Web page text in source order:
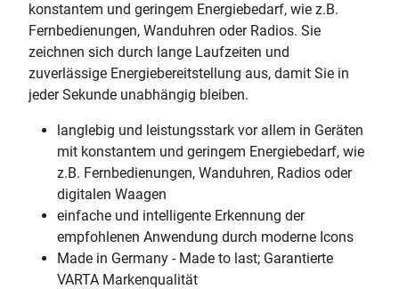
konstantem und geringem Energiebedarf, wie z.B.
Fernbedienungen, Wanduhren oder Radios. Sie
zeichnen sich durch lange Laufzeiten und
zuverlässige Energiebereitstellung aus, damit Sie in
jeder Sekunde unabhängig bleiben.
langlebig und leistungsstark vor allem in Geräten
mit konstantem und geringem Energiebedarf, wie
z.B. Fernbedienungen, Wanduhren, Radios oder
digitalen Waagen
einfache und intelligente Erkennung der
empfohlenen Anwendung durch moderne Icons
Made in Germany - Made to last; Garantierte
VARTA Markenqualität